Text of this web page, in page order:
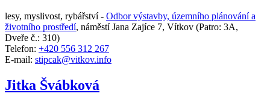
lesy, myslivost, rybářství - Odbor výstavby, územního plánování a
životního prostředí, náměstí Jana Zajíce 7, Vítkov (Patro: 3A,
Dveře č.: 310)
Telefon: +420 556 312 267
E-mail: stipcak@vitkov.info
Jitka Švábková